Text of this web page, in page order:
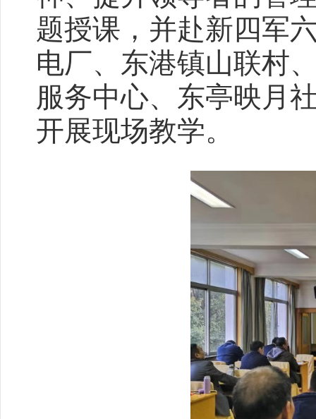
题授课，并赴新四军
电厂、东港镇山联村
服务中心、东亭映月
开展现场教学。